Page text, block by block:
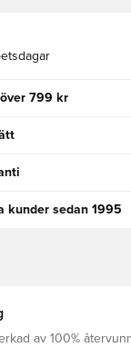
799 kr
kunder sedan 1995
av 100%